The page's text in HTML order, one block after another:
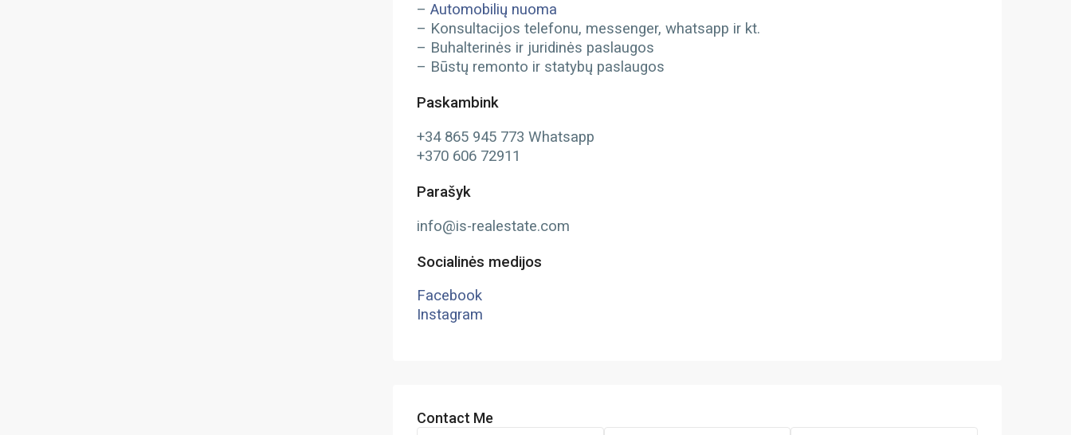
– Automobilių nuoma
– Konsultacijos telefonu, messenger, whatsapp ir kt.
– Buhalterinės ir juridinės paslaugos
– Būstų remonto ir statybų paslaugos
Paskambink
+34 865 945 773 Whatsapp
+370 606 72911
Parašyk
info@is-realestate.com
Socialinės medijos
Facebook
Instagram
Contact Me